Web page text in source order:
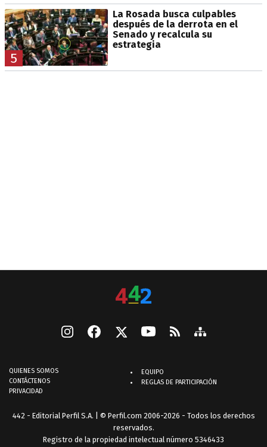
5
La Rosada busca culpables
después de la derrota en el
Senado y recalcula su
estrategia
QUIENES SOMOS
CONTÁCTENOS
PRIVACIDAD
EQUIPO
REGLAS DE PARTICIPACIÓN
442 - Editorial Perfil S.A. | © Perfil.com 2006-2026 - Todos los derechos
reservados.
Registro de la propiedad intelectual número 5346433